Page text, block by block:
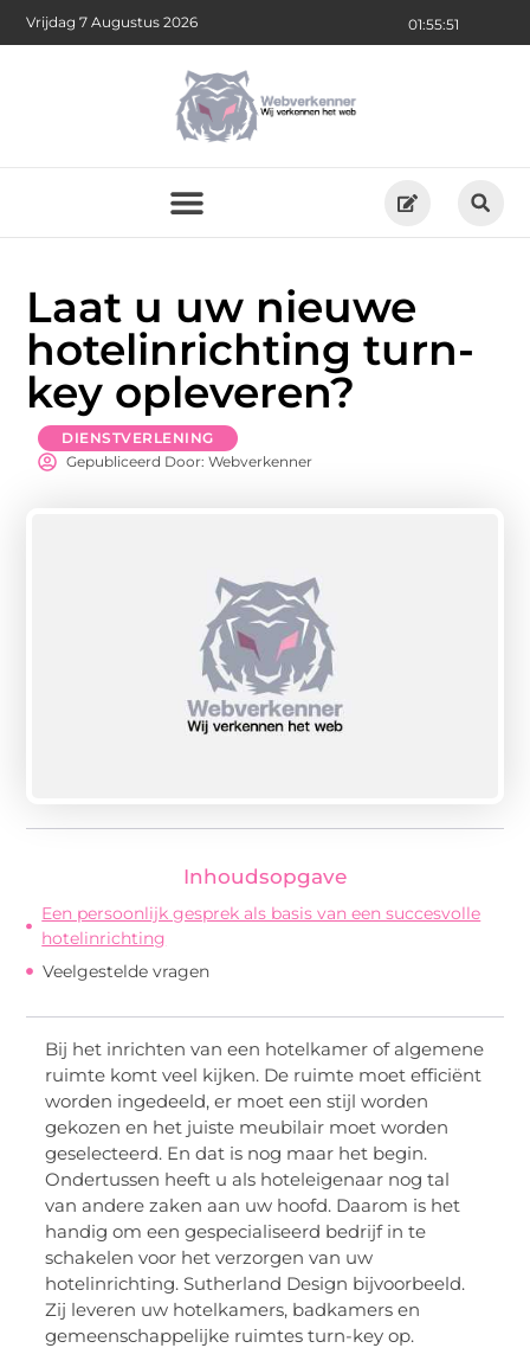
01:55:52
Vrijdag 7 Augustus 2026
Laat u uw nieuwe
hotelinrichting turn-
key opleveren?
DIENSTVERLENING
Gepubliceerd Door: Webverkenner
Inhoudsopgave
Een persoonlijk gesprek als basis van een succesvolle
hotelinrichting
Veelgestelde vragen
Bij het inrichten van een hotelkamer of algemene
ruimte komt veel kijken. De ruimte moet efficiënt
worden ingedeeld, er moet een stijl worden
gekozen en het juiste meubilair moet worden
geselecteerd. En dat is nog maar het begin.
Ondertussen heeft u als hoteleigenaar nog tal
van andere zaken aan uw hoofd. Daarom is het
handig om een gespecialiseerd bedrijf in te
schakelen voor het verzorgen van uw
hotelinrichting. Sutherland Design bijvoorbeeld.
Zij leveren uw hotelkamers, badkamers en
gemeenschappelijke ruimtes turn-key op.